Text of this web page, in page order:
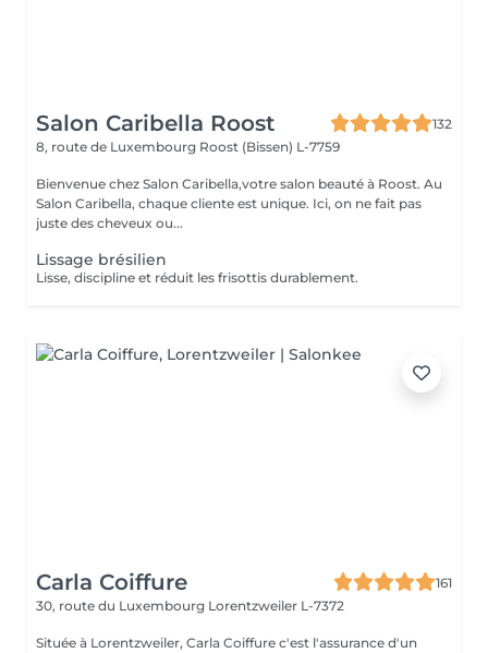
Salon Caribella Roost
132
8, route de Luxembourg Roost (Bissen) L-7759
Bienvenue chez Salon Caribella,votre salon beauté à Roost. Au
Salon Caribella, chaque cliente est unique. Ici, on ne fait pas
juste des cheveux ou...
Lissage brésilien
Lisse, discipline et réduit les frisottis durablement.
Carla Coiffure
161
30, route du Luxembourg Lorentzweiler L-7372
Située à Lorentzweiler, Carla Coiffure c'est l'assurance d'un